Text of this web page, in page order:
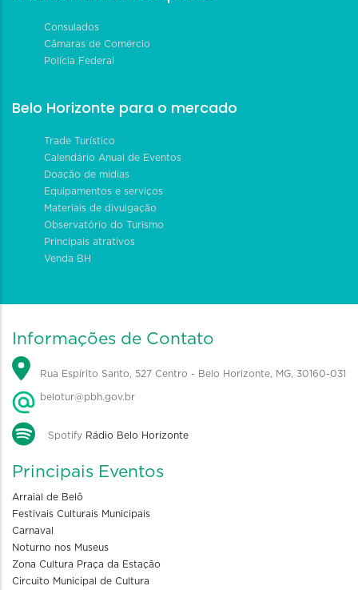
Consulados
Câmaras de Comércio
Polícia Federal
Belo Horizonte para o mercado
Trade Turístico
Calendário Anual de Eventos
Doação de mídias
Equipamentos e serviços
Materiais de divulgação
Observatório do Turismo
Principais atrativos
Venda BH
Informações de Contato
Rua Espírito Santo, 527 Centro - Belo Horizonte, MG, 30160-031
belotur@pbh.gov.br
Spotify Rádio Belo Horizonte
Principais Eventos
Arraial de Belô
Festivais Culturais Municipais
Carnaval
Noturno nos Museus
Zona Cultura Praça da Estação
Circuito Municipal de Cultura